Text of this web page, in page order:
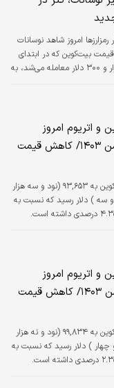
رمزارزها امروز شاهد نوسانات
بیت‌کوین که در ابتدای
روز در سطح ۹۹ هزار و ۳۰۰ دلار معامله می‌شد، به
و اتریوم امروز
دوشنبه ۱۵ بهمن ۱۴۰۳/ کاهش قیمت
امروز قیمت بیت کوین به ۹۳,۶۵۳ (نود و سه هزار
سه ) دلار رسید که نسبت به
و اتریوم امروز
یکشنبه ۱۴ بهمن ۱۴۰۳/ کاهش قیمت
امروز قیمت بیت کوین به ۹۹,۸۳۴ (نود و نه هزار
) دلار رسید که نسبت به